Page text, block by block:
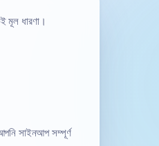
মূল ধারণা।
সাইনআপ সম্পূর্ণ